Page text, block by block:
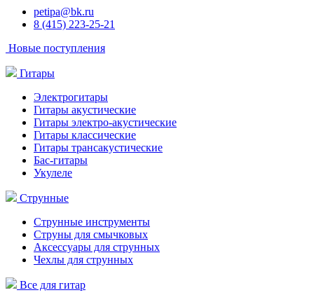
petipa@bk.ru
8 (415) 223-25-21
Новые поступления
Гитары
Электрогитары
Гитары акустические
Гитары электро-акустические
Гитары классические
Гитары трансакустические
Бас-гитары
Укулеле
Струнные
Струнные инструменты
Струны для смычковых
Аксессуары для струнных
Чехлы для струнных
Все для гитар